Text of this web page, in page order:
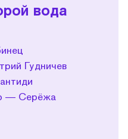
вода
Гудничев
— Серёжа